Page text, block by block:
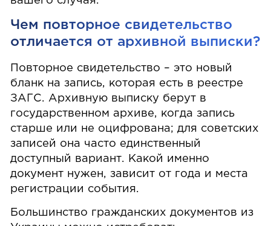
Чем повторное свидетельство
отличается от архивной выписки?
Повторное свидетельство – это новый
бланк на запись, которая есть в реестре
ЗАГС. Архивную выписку берут в
государственном архиве, когда запись
старше или не оцифрована; для советских
записей она часто единственный
доступный вариант. Какой именно
документ нужен, зависит от года и места
регистрации события.
Большинство гражданских документов из